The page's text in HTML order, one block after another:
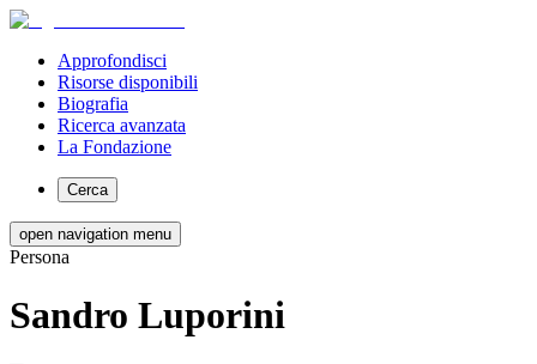
Approfondisci
Risorse disponibili
Biografia
Ricerca avanzata
La Fondazione
Cerca
open navigation menu
Persona
Sandro Luporini